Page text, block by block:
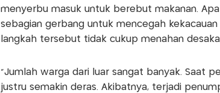
menyerbu masuk untuk berebut makanan.
sebagian gerbang untuk mencegah
langkah tersebut tidak cukup menahan
“Jumlah warga dari luar sangat banyak. Saat
justru semakin deras. Akibatnya, terjadi